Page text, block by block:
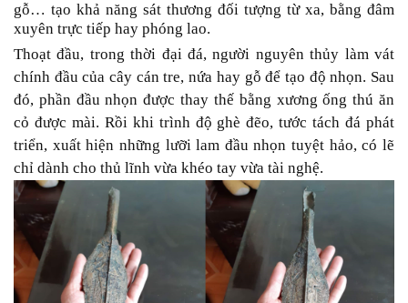
gỗ… tạo khả năng sát thương đối tượng từ xa, bằng đâm
xuyên trực tiếp hay phóng lao.
Thoạt đầu, trong thời đại đá, người nguyên thủy làm vát
chính đầu của cây cán tre, nứa hay gỗ để tạo độ nhọn. Sau
đó, phần đầu nhọn được thay thế bằng xương ống thú ăn
cỏ được mài. Rồi khi trình độ ghè đẽo, tước tách đá phát
triển, xuất hiện những lưỡi lam đầu nhọn tuyệt hảo, có lẽ
chỉ dành cho thủ lĩnh vừa khéo tay vừa tài nghệ.